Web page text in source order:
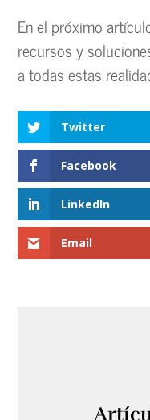
En el próximo
recursos y
a todas estas
Twitter
Facebook
LinkedIn
Email